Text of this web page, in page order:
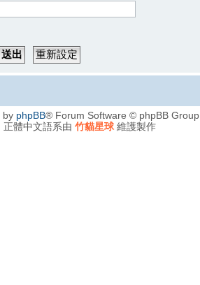
by phpBB® Forum Software © phpBB Group
正體中文語系由 竹貓星球 維護製作